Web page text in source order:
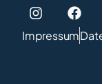
Impressum